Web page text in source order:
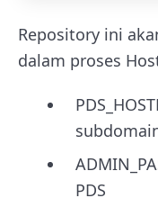
Repository ini
dalam proses
PDS